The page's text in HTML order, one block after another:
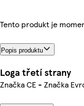
Tento produkt je
Popis produktu
Loga třetí strany
Značka CE - Značka